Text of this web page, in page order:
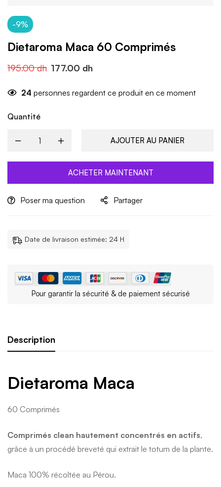
-9%
Dietaroma Maca 60 Comprimés
195.00dh 177.00 dh
24 personnes regardent ce produit en ce moment
Quantité
AJOUTER AU PANIER
ACHETER MAINTENANT
Poser ma question Partager
Date de livraison estimée: 24 H
Pour garantir la sécurité & de paiement sécurisé
Description
Dietaroma Maca
60 Comprimés
Comprimés clean hautement concentrés en actifs,
grâce à un procédé breveté qui extrait le totum de la plante.
Maca 100% récoltée au Pérou.